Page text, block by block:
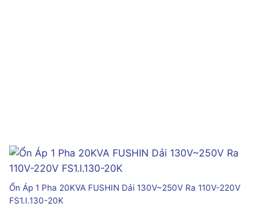
Ổn Áp 1 Pha 20KVA FUSHIN Dải 130V~250V Ra 110V-220V
FS1.I.130-20K